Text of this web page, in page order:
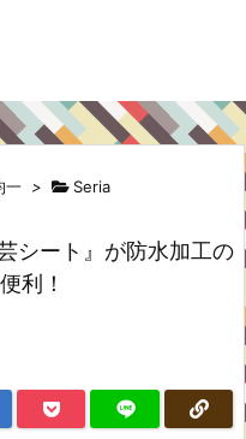
一 > Seria
シート』が防水加工の
利！